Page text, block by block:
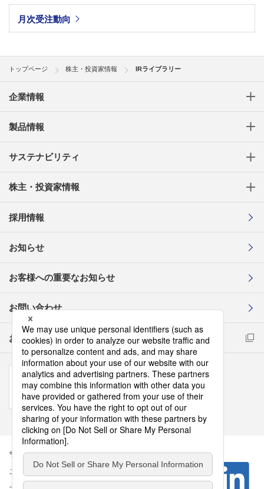
月次受注動向
トップページ 株主・投資家情報 IRライブラリー
企業情報
製品情報
サステナビリティ
株主・投資家情報
採用情報
お知らせ
お客様への重要なお知らせ
お問い合わせ
お取引先様コンプライアンス通報窓口
サイトマップ
このサイトについて